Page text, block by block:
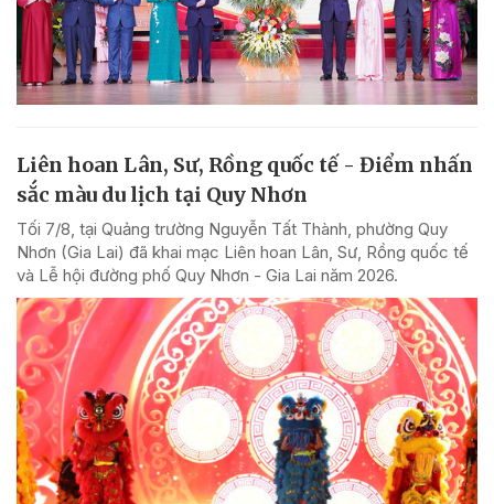
Liên hoan Lân, Sư, Rồng quốc tế - Điểm nhấn
sắc màu du lịch tại Quy Nhơn
Tối 7/8, tại Quảng trường Nguyễn Tất Thành, phường Quy
Nhơn (Gia Lai) đã khai mạc Liên hoan Lân, Sư, Rồng quốc tế
và Lễ hội đường phố Quy Nhơn - Gia Lai năm 2026.